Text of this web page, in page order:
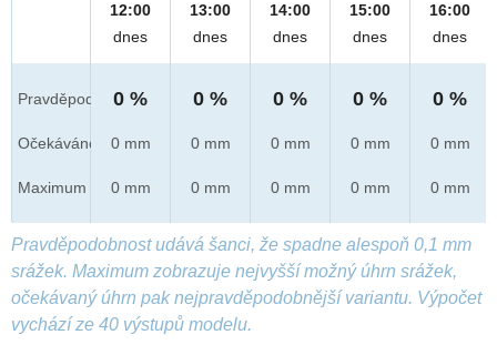
Pravděpod.
Očekáváno
Maximum
12:00
dnes
0 %
0 mm
0 mm
13:00
dnes
0 %
0 mm
0 mm
14:00
dnes
0 %
0 mm
0 mm
15:00
dnes
0 %
0 mm
0 mm
16:00
dnes
0 %
0 mm
0 mm
Pravděpodobnost udává šanci, že spadne alespoň 0,1 mm
srážek. Maximum zobrazuje nejvyšší možný úhrn srážek,
očekávaný úhrn pak nejpravděpodobnější variantu. Výpočet
vychází ze 40 výstupů modelu.